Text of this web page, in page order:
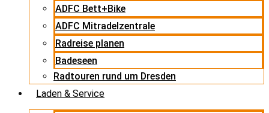
ADFC Bett+Bike
ADFC Mitradelzentrale
Radreise planen
Badeseen
Radtouren rund um Dresden
Laden & Service